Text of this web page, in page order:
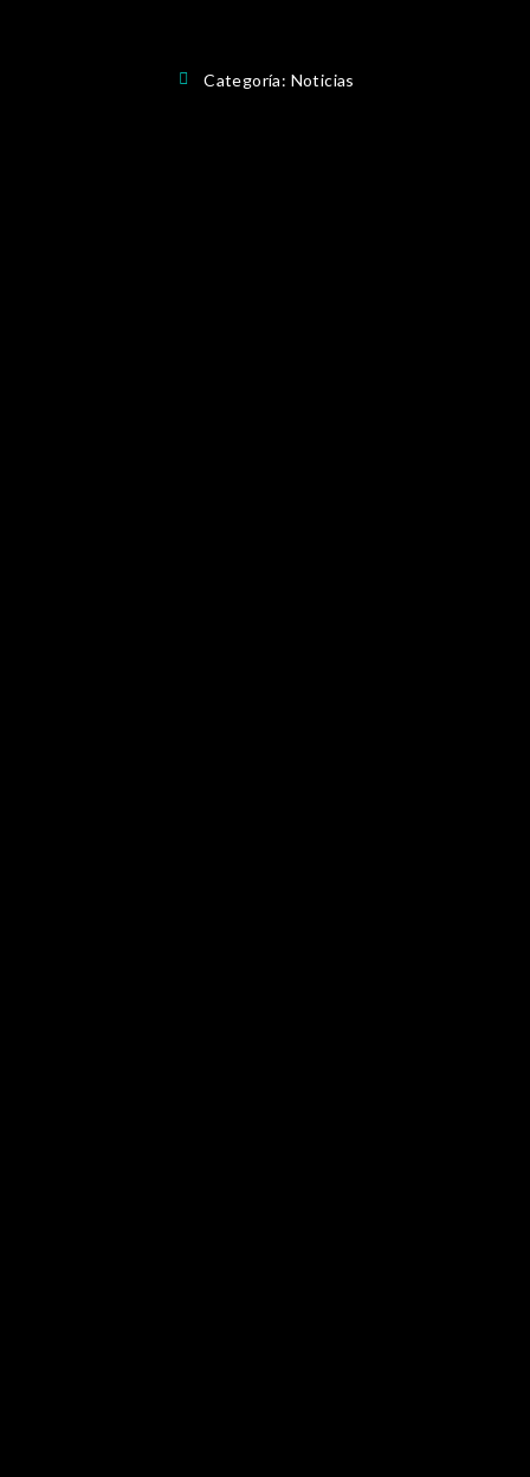
Categoría: Noticias